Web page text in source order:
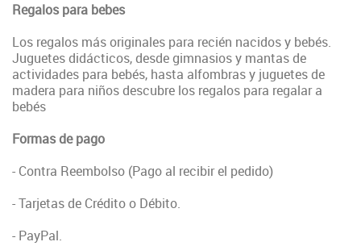
Regalos para bebes
Los regalos más originales para recién nacidos y bebés.
Juguetes didácticos, desde gimnasios y mantas de
actividades para bebés, hasta alfombras y juguetes de
madera para niños descubre los regalos para regalar a
bebés
Formas de pago
- Contra Reembolso (Pago al recibir el pedido)
- Tarjetas de Crédito o Débito.
- PayPal.